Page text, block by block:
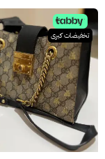
تخفيضات كبرى